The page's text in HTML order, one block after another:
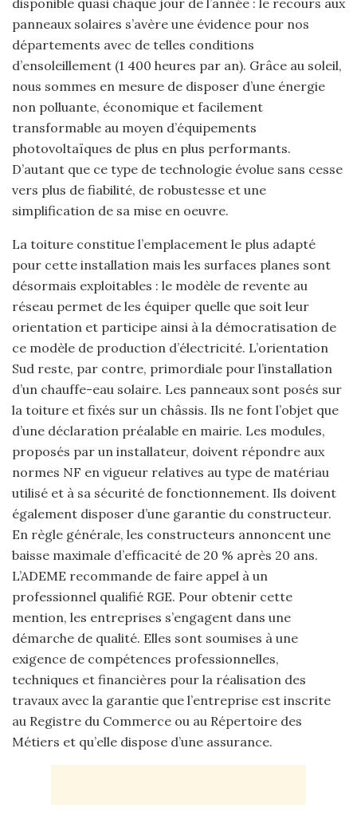
disponible quasi chaque jour de l’année : le recours aux
panneaux solaires s’avère une évidence pour nos
départements avec de telles conditions
d’ensoleillement (1 400 heures par an). Grâce au soleil,
nous sommes en mesure de disposer d’une énergie
non polluante, économique et facilement
transformable au moyen d’équipements
photovoltaïques de plus en plus performants.
D’autant que ce type de technologie évolue sans cesse
vers plus de fiabilité, de robustesse et une
simplification de sa mise en oeuvre.
La toiture constitue l’emplacement le plus adapté
pour cette installation mais les surfaces planes sont
désormais exploitables : le modèle de revente au
réseau permet de les équiper quelle que soit leur
orientation et participe ainsi à la démocratisation de
ce modèle de production d’électricité. L’orientation
Sud reste, par contre, primordiale pour l’installation
d’un chauffe-eau solaire. Les panneaux sont posés sur
la toiture et fixés sur un châssis. Ils ne font l’objet que
d’une déclaration préalable en mairie. Les modules,
proposés par un installateur, doivent répondre aux
normes NF en vigueur relatives au type de matériau
utilisé et à sa sécurité de fonctionnement. Ils doivent
également disposer d’une garantie du constructeur.
En règle générale, les constructeurs annoncent une
baisse maximale d’efficacité de 20 % après 20 ans.
L’ADEME recommande de faire appel à un
professionnel qualifié RGE. Pour obtenir cette
mention, les entreprises s’engagent dans une
démarche de qualité. Elles sont soumises à une
exigence de compétences professionnelles,
techniques et financières pour la réalisation des
travaux avec la garantie que l’entreprise est inscrite
au Registre du Commerce ou au Répertoire des
Métiers et qu’elle dispose d’une assurance.